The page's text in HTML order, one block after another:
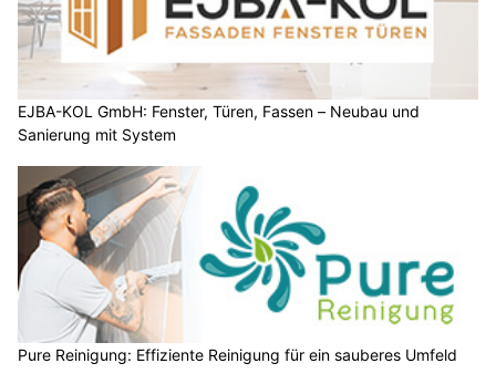
EJBA-KOL GmbH: Fenster, Türen, Fassen – Neubau und
Sanierung mit System
Pure Reinigung: Effiziente Reinigung für ein sauberes Umfeld